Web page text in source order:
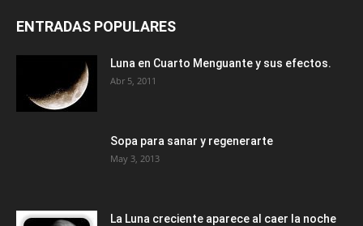
ENTRADAS POPULARES
Luna en Cuarto Menguante y sus efectos.
Abr 5, 2011
Sopa para sanar y regenerarte
May 3, 2013
La Luna creciente aparece al caer la noche